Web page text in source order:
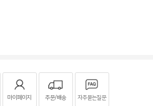
마이페이지 주문/배송 자주묻는질문